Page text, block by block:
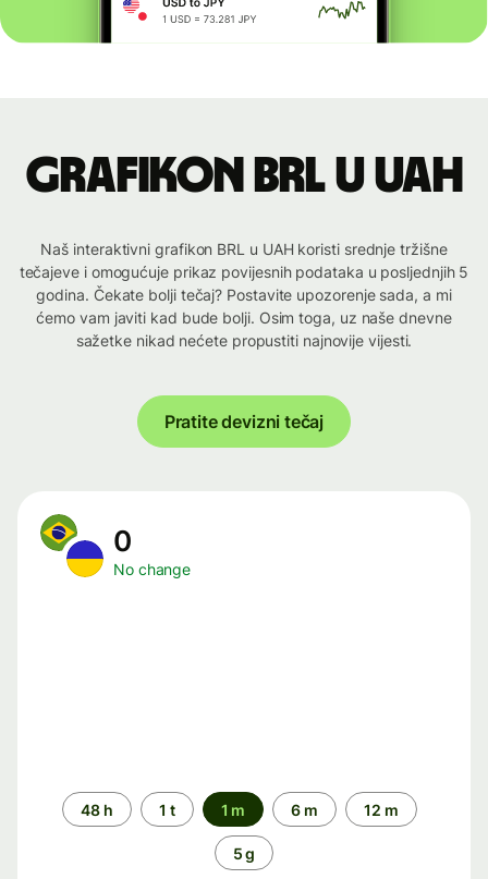
Grafikon BRL u UAH
Naš interaktivni grafikon BRL u UAH koristi srednje tržišne
tečajeve i omogućuje prikaz povijesnih podataka u posljednjih 5
godina. Čekate bolji tečaj? Postavite upozorenje sada, a mi
ćemo vam javiti kad bude bolji. Osim toga, uz naše dnevne
sažetke nikad nećete propustiti najnovije vijesti.
Pratite devizni tečaj
0
No change
Time
period
48 h 1 t 1 m 6 m 12 m
5 g